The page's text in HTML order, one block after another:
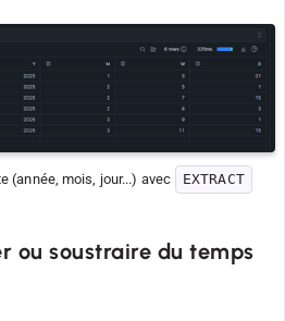
(année, mois, jour...) avec EXTRACT
ou soustraire du temps